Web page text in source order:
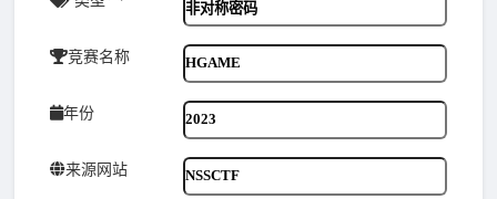
竞赛名称
年份
来源网站